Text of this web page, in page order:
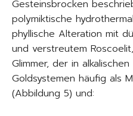
Gesteinsbrocken
polymiktische
phyllische Alteration mit
und verstreutem
Glimmer, der in alkalischen
Goldsystemen häufig als
(Abbildung 5) und: